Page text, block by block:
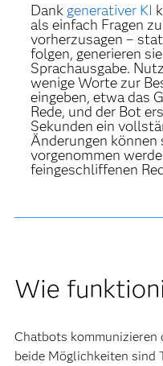
Dank generativer KI
als einfach Fragen
vorherzusagen –
folgen, generieren
Sprachausgabe.
wenige Worte zur
eingeben, etwa das
Rede, und der Bot
Sekunden ein
Änderungen
vorgenommen
feingeschliffenen
Wie
Chatbots kommunizieren
beide Möglichkeiten sind